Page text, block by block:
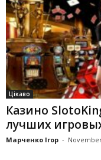
Цікаво
Казино
лучших
Марченко Ігор -